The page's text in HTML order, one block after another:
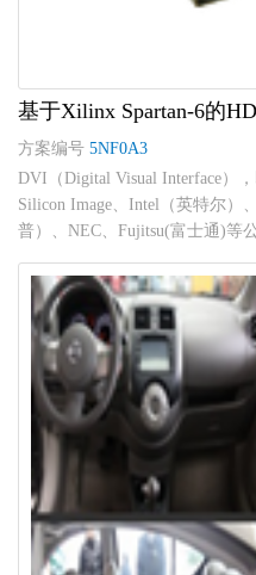
基于Xilinx Spartan-6的
方案编号 5NF0A3
DVI（Digital Visual Interface）
Silicon Image、Intel（英特尔）
普）、NEC、Fujitsu(富士通)等